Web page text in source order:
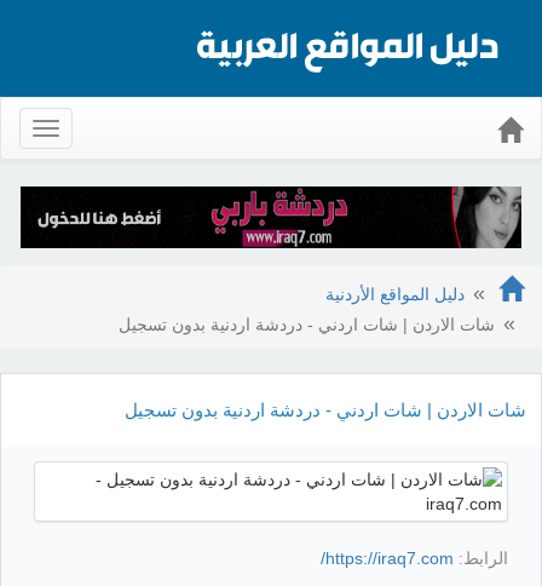
دليل المواقع الأردنية
شات الاردن | شات اردني - دردشة اردنية بدون تسجيل
شات الاردن | شات اردني - دردشة اردنية بدون تسجيل
الرابط: https://iraq7.com/